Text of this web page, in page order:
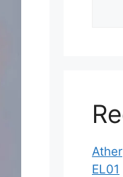
Ather
EL01